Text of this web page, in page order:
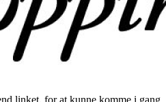
linket, for at kunne komme i gang